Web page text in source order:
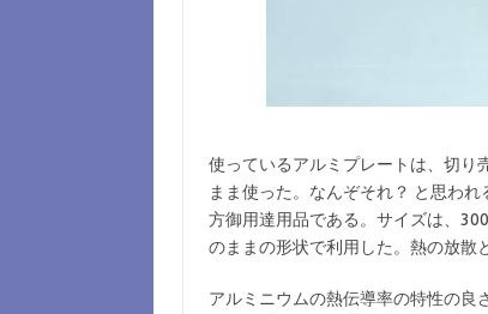
使っているアルミプレートは、切り
まま使った。なんぞそれ？ と思わ
方御用達用品である。サイズは、
のままの形状で利用した。熱の放散
アルミニウムの熱伝導率の特性の良